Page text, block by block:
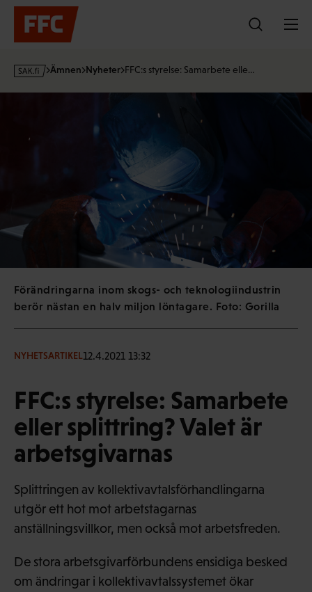
Hoppa
innehållet
s
Ämnen Nyheter FFC:s styrelse: Samarbete elle…
Förändringarna inom skogs- och teknologiindustrin
berör nästan en halv miljon löntagare. Foto: Gorilla
NYHETSARTIKEL12.4.2021 13:32
FFC:s styrelse: Samarbete
eller splittring? Valet är
arbetsgivarnas
Splittringen av kollektivavtalsförhandlingarna
utgör ett hot mot arbetstagarnas
anställningsvillkor, men också mot arbetsfreden.
De stora arbetsgivarförbundens ensidiga besked
om ändringar i kollektivavtalssystemet ökar